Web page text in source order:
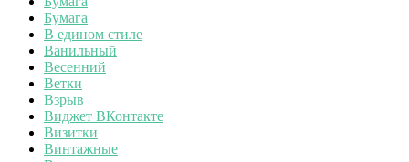
Бумага
В едином стиле
Ванильный
Весенний
Ветки
Взрыв
Виджет ВКонтакте
Визитки
Винтажные